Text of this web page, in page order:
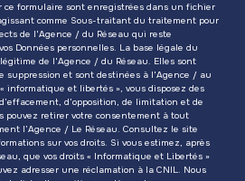
ce formulaire sont enregistrées dans un fichier
comme Sous-traitant du traitement pour
de l'Agence / du Réseau qui reste
Données personnelles. La base légale du
de l'Agence / du Réseau. Elles sont
suppression et sont destinées à l'Agence / au
informatique et libertés », vous disposez des
d’opposition, de limitation et de
pouvez retirer votre consentement à tout
l’Agence / Le Réseau. Consultez le site
sur vos droits. Si vous estimez, après
que vos droits « Informatique et Libertés »
adresser une réclamation à la CNIL. Nous